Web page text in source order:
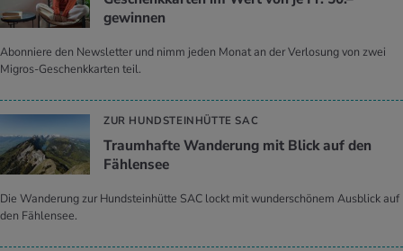
gewinnen
Abonniere den Newsletter und nimm jeden Monat an der Verlosung von zwei
Migros-Geschenkkarten teil.
ZUR HUNDSTEINHÜTTE SAC
Traumhafte Wanderung mit Blick auf den
Fählensee
Die Wanderung zur Hundsteinhütte SAC lockt mit wunderschönem Ausblick auf
den Fählensee.